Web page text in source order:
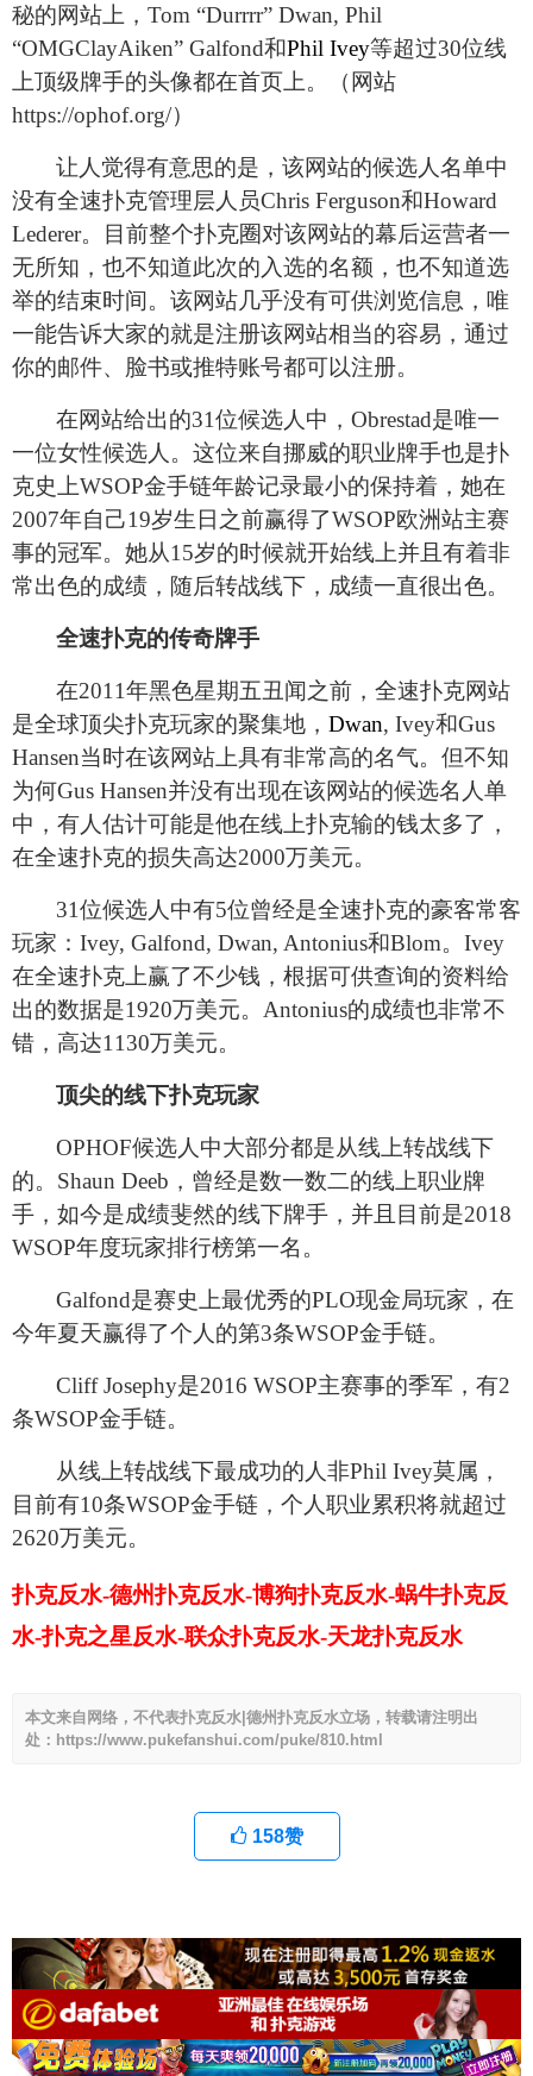
秘的网站上，Tom “Durrrr” Dwan, Phil
“OMGClayAiken” Galfond和Phil Ivey等超过30位线
上顶级牌手的头像都在首页上。（网站
https://ophof.org/）
让人觉得有意思的是，该网站的候选人名单中
没有全速扑克管理层人员Chris Ferguson和Howard
Lederer。目前整个扑克圈对该网站的幕后运营者一
无所知，也不知道此次的入选的名额，也不知道选
举的结束时间。该网站几乎没有可供浏览信息，唯
一能告诉大家的就是注册该网站相当的容易，通过
你的邮件、脸书或推特账号都可以注册。
在网站给出的31位候选人中，Obrestad是唯一
一位女性候选人。这位来自挪威的职业牌手也是扑
克史上WSOP金手链年龄记录最小的保持着，她在
2007年自己19岁生日之前赢得了WSOP欧洲站主赛
事的冠军。她从15岁的时候就开始线上并且有着非
常出色的成绩，随后转战线下，成绩一直很出色。
全速扑克的传奇牌手
在2011年黑色星期五丑闻之前，全速扑克网站
是全球顶尖扑克玩家的聚集地， Dwan, Ivey和Gus
Hansen当时在该网站上具有非常高的名气。但不知
为何Gus Hansen并没有出现在该网站的候选名人单
中，有人估计可能是他在线上扑克输的钱太多了，
在全速扑克的损失高达2000万美元。
31位候选人中有5位曾经是全速扑克的豪客常客
玩家：Ivey, Galfond, Dwan, Antonius和Blom。Ivey
在全速扑克上赢了不少钱，根据可供查询的资料给
出的数据是1920万美元。Antonius的成绩也非常不
错，高达1130万美元。
顶尖的线下扑克玩家
OPHOF候选人中大部分都是从线上转战线下
的。Shaun Deeb，曾经是数一数二的线上职业牌
手，如今是成绩斐然的线下牌手，并且目前是2018
WSOP年度玩家排行榜第一名。
Galfond是赛史上最优秀的PLO现金局玩家，在
今年夏天赢得了个人的第3条WSOP金手链。
Cliff Josephy是2016 WSOP主赛事的季军，有2
条WSOP金手链。
从线上转战线下最成功的人非Phil Ivey莫属，
目前有10条WSOP金手链，个人职业累积将就超过
2620万美元。
扑克反水-德州扑克反水-博狗扑克反水-蜗牛扑克反
水-扑克之星反水-联众扑克反水-天龙扑克反水
本文来自网络，不代表扑克反水|德州扑克反水立场，转载请注明出
处：https://www.pukefanshui.com/puke/810.html
158赞